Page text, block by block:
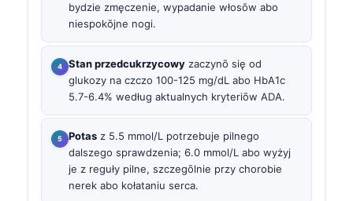
bydzie zmęczenie, wypadanie włosōw abo
niespokōjne nogi.
Stan przedcukrzycowy zaczynō się od
glukozy na czczo 100-125 mg/dL abo HbA1c
5.7-6.4% według aktualnych kryteriōw ADA.
Potas z 5.5 mmol/L potrzebuje pilnego
dalszego sprawdzenia; 6.0 mmol/L abo wyżyj
je z reguły pilne, szczegōlnie przy chorobie
nerek abo kołataniu serca.